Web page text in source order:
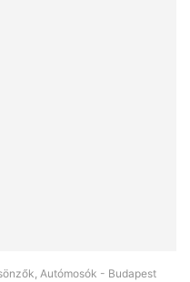
Autómosók - Budapest